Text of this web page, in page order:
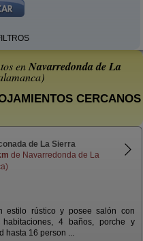
enNavarredonda de La
CERCANOS
de La Sierra
de Navarredonda de La
estilo rústico y posee salón con
4 baños, porche y
hasta 16 person ...